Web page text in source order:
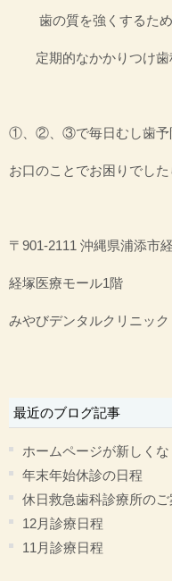
歯の質を強くするため
定期的なかかりつけ歯
①、②、③で毎日むし歯予
お口のことでお困りでし
〒901-2111 沖縄県浦添市
経塚医療モール1階
みやびデンタルクリニック
最近のブログ記事
ホームページが新しくな
年末年始休診の日程
休日救急歯科診療所のご
12月診療日程
11月診療日程